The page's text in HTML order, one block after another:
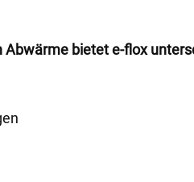
bietet e-flox